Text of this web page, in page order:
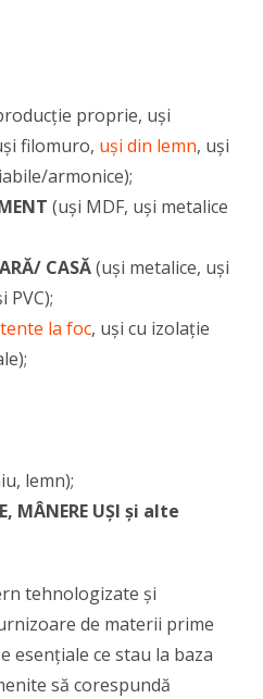
proprie, uși
filomuro, uși din lemn, uși
armonice);
(uși MDF, uși metalice
CASĂ(uși metalice, uși
PVC);
la foc, uși cu izolație
lemn);
MÂNERE UȘI și alte
tehnologizate și
de materii prime
esențiale ce stau la baza
să corespundă